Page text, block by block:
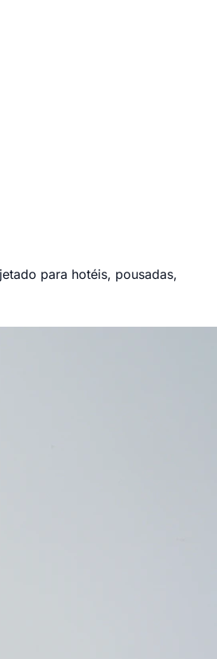
para hotéis, pousadas,